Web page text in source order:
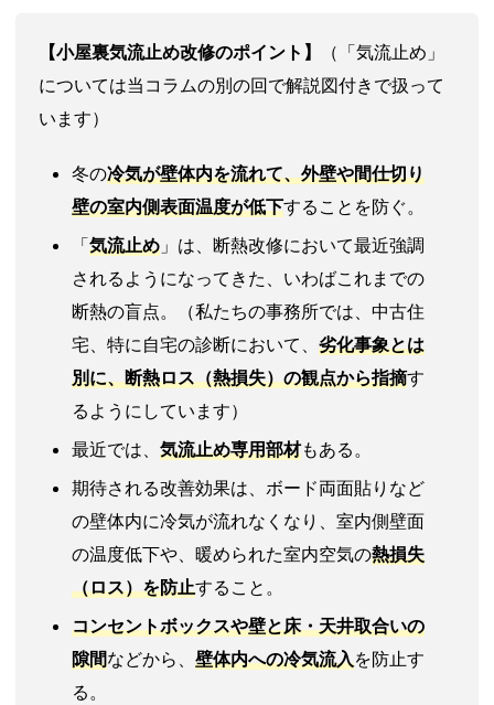
【小屋裏気流止め改修のポイント】
（「気流止め」
については当コラムの別の回で解説図付きで扱って
います）
冬の冷気が壁体内を流れて、外壁や間仕切り
壁の室内側表面温度が低下することを防ぐ。
「気流止め 」は、断熱改修において最近強調
されるようになってきた、いわばこれまでの
断熱の盲点。（私たちの事務所では、中古住
宅、特に自宅の診断において、 劣化事象とは
別に、断熱ロス（熱損失）の観点から指摘す
るようにしています）
最近では、 気流止め専用部材もある。
期待される改善効果は、ボード両面貼りなど
の壁体内に冷気が流れなくなり、室内側壁面
の温度低下や、暖められた室内空気の熱損失
（ロス）を防止すること。
コンセントボックスや壁と床・天井取合いの
隙間などから、 壁体内への冷気流入を防止す
る。